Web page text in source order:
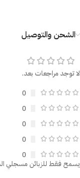
الشحن والتوصيل
لا توجد مراجعات بعد.
0
0
0
0
0
يسمح فقط للزبائن مسجلي